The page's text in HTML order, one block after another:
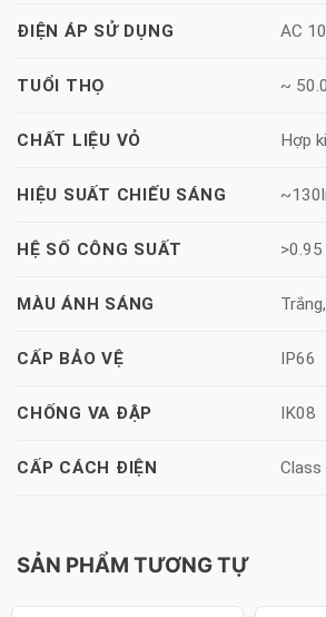
ĐIỆN ÁP SỬ DỤNG AC
TUỔI THỌ ~
CHẤT LIỆU VỎ Hợp
HIỆU SUẤT CHIẾU SÁNG
HỆ SỐ CÔNG SUẤT >0.95
MÀU ÁNH SÁNG
CẤP BẢO VỆ IP66
CHỐNG VA ĐẬP IK08
CẤP CÁCH ĐIỆN Class
SẢN PHẨM TƯƠNG TỰ